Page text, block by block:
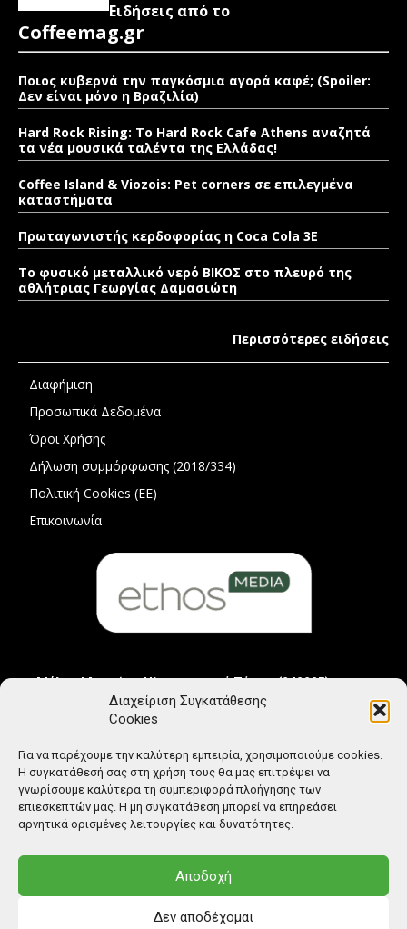
Διαχείριση Συγκατάθεσης
Cookies
Για να παρέχουμε την καλύτερη εμπειρία, χρησιμοποιούμε cookies.
Η συγκατάθεσή σας στη χρήση τους θα μας επιτρέψει να
γνωρίσουμε καλύτερα τη συμπεριφορά πλοήγησης των
επιεσκεπτών μας. Η μη συγκατάθεση μπορεί να επηρεάσει
αρνητικά ορισμένες λειτουργίες και δυνατότητες.
Αποδοχή
Δεν αποδέχομαι
Ειδήσεις από το
Coffeemag.gr
Ποιος κυβερνά την παγκόσμια αγορά καφέ; (Spoiler:
Δεν είναι μόνο η Βραζιλία)
Hard Rock Rising: Το Hard Rock Cafe Athens αναζητά
τα νέα μουσικά ταλέντα της Ελλάδας!
Coffee Island & Viozois: Pet corners σε επιλεγμένα
καταστήματα
Πρωταγωνιστής κερδοφορίας η Coca Cola 3E
Το φυσικό μεταλλικό νερό ΒΙΚΟΣ στο πλευρό της
αθλήτριας Γεωργίας Δαμασιώτη
Περισσότερες ειδήσεις
Διαφήμιση
Προσωπικά Δεδομένα
Όροι Χρήσης
Δήλωση συμμόρφωσης (2018/334)
Πολιτική Cookies (ΕΕ)
Επικοινωνία
Μέλος Μητρώου Ηλεκτρονικού Τύπου (242225)